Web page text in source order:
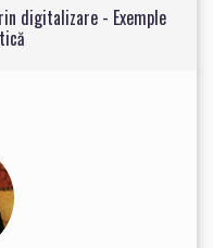
digitalizare - Exemple